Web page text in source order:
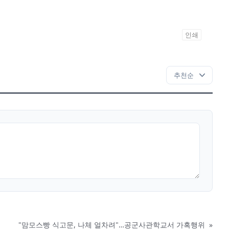
인쇄
"맘모스빵 식고문, 나체 얼차려"…공군사관학교서 가혹행위 »